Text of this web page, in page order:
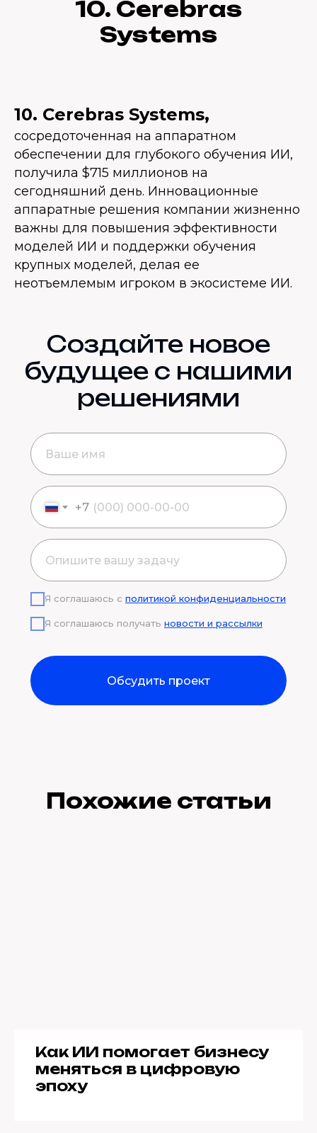
10. Cerebras
Systems
10. Cerebras Systems,
сосредоточенная на аппаратном
обеспечении для глубокого обучения ИИ,
получила $715 миллионов на
сегодняшний день. Инновационные
аппаратные решения компании жизненно
важны для повышения эффективности
моделей ИИ и поддержки обучения
крупных моделей, делая ее
неотъемлемым игроком в экосистеме ИИ.
Создайте новое
будущее с нашими
решениями
+7
Я соглашаюсь с политикой конфиденциальности
Я соглашаюсь получать новости и рассылки
Обсудить проект
Похожие статьи
Как ИИ помогает бизнесу
меняться в цифровую
эпоху